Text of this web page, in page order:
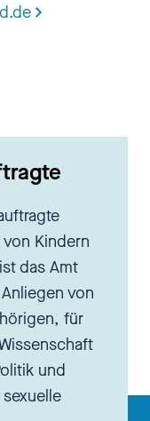
man
schon
sich
Kindern
das Amt
von
für
und